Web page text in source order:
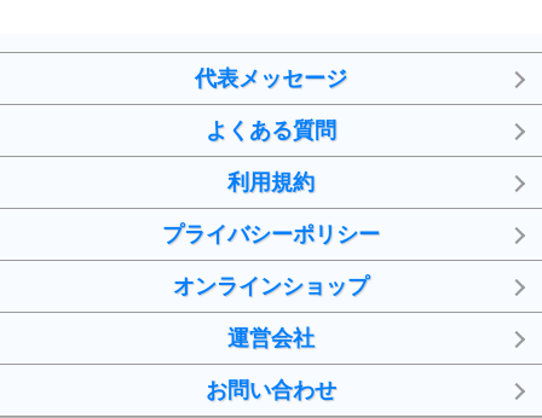
代表メッセージ
よくある質問
利用規約
プライバシーポリシー
オンラインショップ
運営会社
お問い合わせ